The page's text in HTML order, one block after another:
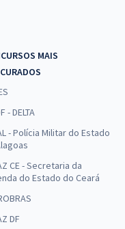
MAIS
- DELTA
- Polícia Militar do Estado
CE - Secretaria da
do Estado do Ceará
DF